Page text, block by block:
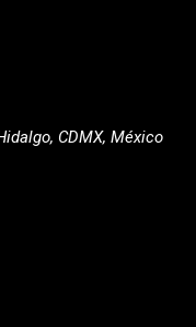
CDMX, México